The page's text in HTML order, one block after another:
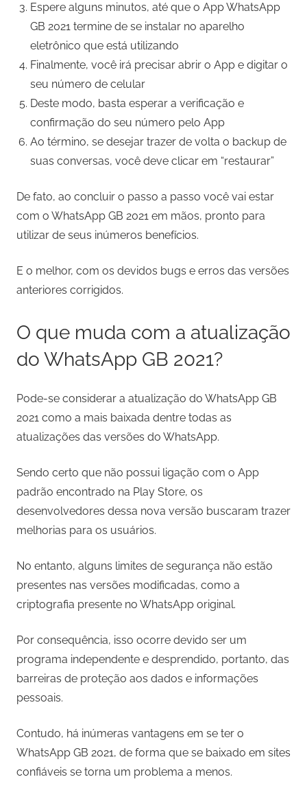
Espere alguns minutos, até que o App WhatsApp
GB 2021 termine de se instalar no aparelho
eletrônico que está utilizando
Finalmente, você irá precisar abrir o App e digitar o
seu número de celular
Deste modo, basta esperar a verificação e
confirmação do seu número pelo App
Ao término, se desejar trazer de volta o backup de
suas conversas, você deve clicar em “restaurar”
De fato, ao concluir o passo a passo você vai estar
com o WhatsApp GB 2021 em mãos, pronto para
utilizar de seus inúmeros benefícios.
E o melhor, com os devidos bugs e erros das versões
anteriores corrigidos.
O que muda com a atualização
do WhatsApp GB 2021?
Pode-se considerar a atualização do WhatsApp GB
2021 como a mais baixada dentre todas as
atualizações das versões do WhatsApp.
Sendo certo que não possui ligação com o App
padrão encontrado na Play Store, os
desenvolvedores dessa nova versão buscaram trazer
melhorias para os usuários.
No entanto, alguns limites de segurança não estão
presentes nas versões modificadas, como a
criptografia presente no WhatsApp original.
Por consequência, isso ocorre devido ser um
programa independente e desprendido, portanto, das
barreiras de proteção aos dados e informações
pessoais.
Contudo, há inúmeras vantagens em se ter o
WhatsApp GB 2021, de forma que se baixado em sites
confiáveis se torna um problema a menos.